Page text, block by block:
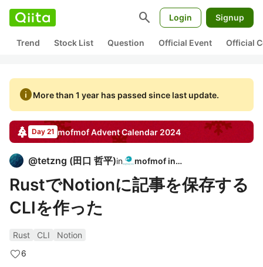
search Login Signup
Trend Stock List Question Official Event Official
infoMore than 1 year has passed since last update.
Day 21 mofmofAdvent Calendar 2024
@tetzng (田口 哲平)in mofmof inc.
RustでNotionに記事を保存する
CLIを作った
Rust CLI
Notion
6